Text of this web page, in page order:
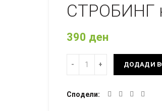
СТРОБИНГ
390 ден
ДОДАДИ
Сподели